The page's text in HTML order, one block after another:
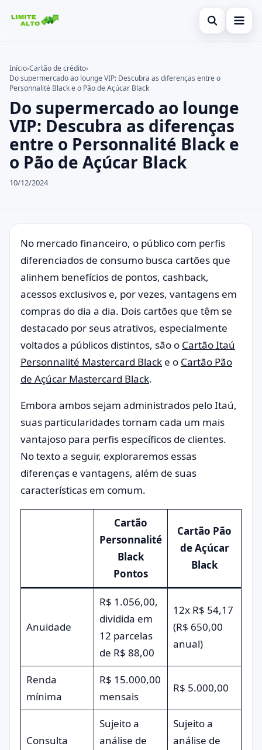
Abrir busca
Cartão de crédito
Finanças
Empréstimo
Legal
Buscar no site
Buscar por:
Pressione Enter para buscar ou ESC para fechar.
Início›Cartão de crédito›
Do supermercado ao lounge VIP: Descubra as diferenças entre o
Personnalité Black e o Pão de Açúcar Black
Do supermercado ao lounge
VIP: Descubra as diferenças
entre o Personnalité Black e
o Pão de Açúcar Black
10/12/2024
No mercado financeiro, o público com perfis
diferenciados de consumo busca cartões que
alinhem benefícios de pontos, cashback,
acessos exclusivos e, por vezes, vantagens em
compras do dia a dia. Dois cartões que têm se
destacado por seus atrativos, especialmente
voltados a públicos distintos, são o Cartão Itaú
Personnalité Mastercard Black e o Cartão Pão
de Açúcar Mastercard Black.
Embora ambos sejam administrados pelo Itaú,
suas particularidades tornam cada um mais
vantajoso para perfis específicos de clientes.
No texto a seguir, exploraremos essas
diferenças e vantagens, além de suas
características em comum.
Cartão
Personnalité
Black
Pontos
Cartão Pão
de Açúcar
Black
Anuidade
R$ 1.056,00,
dividida em
12 parcelas
de R$ 88,00
12x R$ 54,17
(R$ 650,00
anual)
Renda
mínima
R$ 15.000,00
mensais
R$ 5.000,00
Consulta
Sujeito a
análise de
Sujeito a
análise de